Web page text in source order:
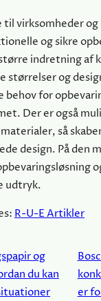
til virksomheder
og sikre
indretning af
størrelser og
behov for
Der er også
så
design. På den
udtryk.
R-U-E Artikler
og
du kan
er